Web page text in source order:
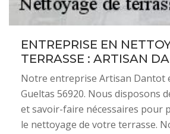
ENTREPRISE EN
TERRASSE : ARTISAN
Notre entreprise Artisan Dantot
Gueltas 56920. Nous disposons
et savoir-faire nécessaires pour
le nettoyage de votre terrasse.